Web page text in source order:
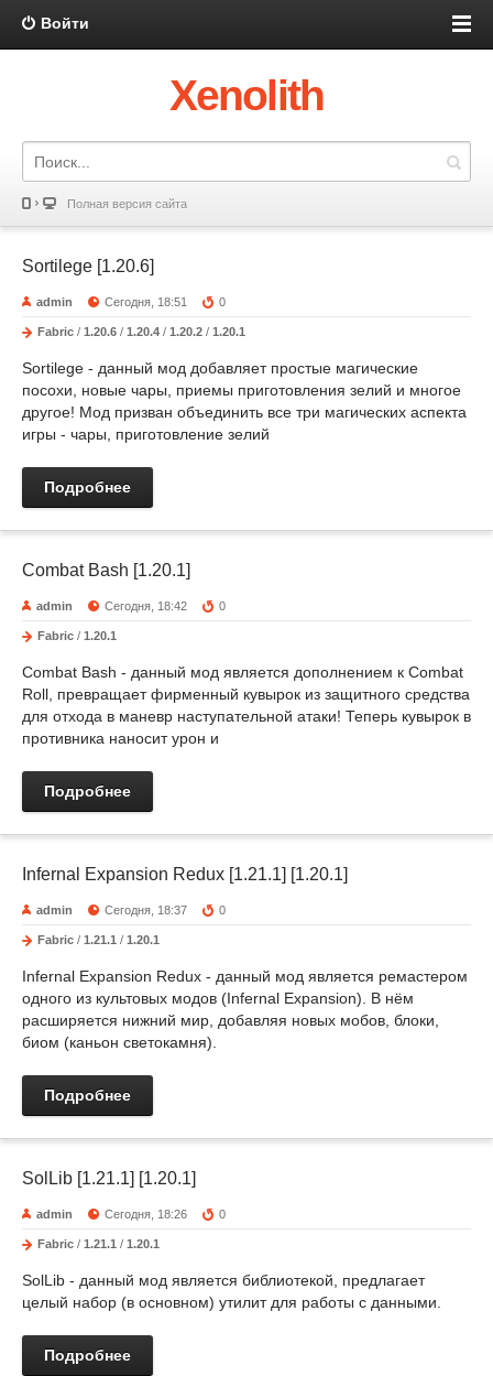
Войти
Xenolith
Полная версия сайта
Sortilege [1.20.6]
admin Сегодня, 18:51 0
Fabric / 1.20.6 / 1.20.4 / 1.20.2 / 1.20.1
Sortilege - данный мод добавляет простые магические
посохи, новые чары, приемы приготовления зелий и многое
другое! Мод призван объединить все три магических аспекта
игры - чары, приготовление зелий
Подробнее
Combat Bash [1.20.1]
admin Сегодня, 18:42 0
Fabric / 1.20.1
Combat Bash - данный мод является дополнением к Combat
Roll, превращает фирменный кувырок из защитного средства
для отхода в маневр наступательной атаки! Теперь кувырок в
противника наносит урон и
Подробнее
Infernal Expansion Redux [1.21.1] [1.20.1]
admin Сегодня, 18:37 0
Fabric / 1.21.1 / 1.20.1
Infernal Expansion Redux - данный мод является ремастером
одного из культовых модов (Infernal Expansion). В нём
расширяется нижний мир, добавляя новых мобов, блоки,
биом (каньон светокамня).
Подробнее
SolLib [1.21.1] [1.20.1]
admin Сегодня, 18:26 0
Fabric / 1.21.1 / 1.20.1
SolLib - данный мод является библиотекой, предлагает
целый набор (в основном) утилит для работы с данными.
Подробнее